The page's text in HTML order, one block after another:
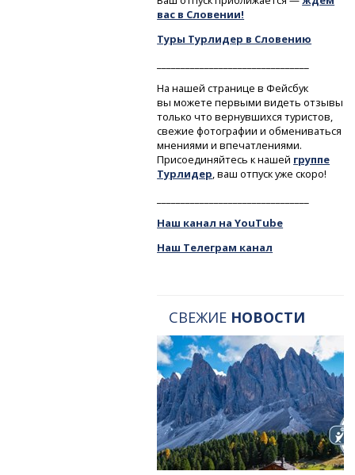
вас в Словении!
Туры Турлидер в Словению
На нашей странице в Фейсбук
вы можете первыми видеть отзывы
только что вернувшихся туристов,
свежие фотографии и обмениваться
мнениями и впечатлениями.
Присоединяйтесь к нашей группе
Турлидер, ваш отпуск уже скоро!
Наш канал на YouTube
Наш Телеграм канал
СВЕЖИЕ НОВОСТИ